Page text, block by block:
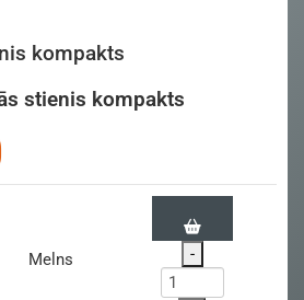
kompakts
stienis kompakts
Melns -